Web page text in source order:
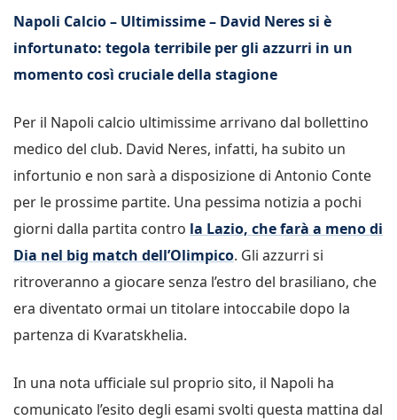
Napoli Calcio – Ultimissime – David Neres si è
infortunato: tegola terribile per gli azzurri in un
momento così cruciale della stagione
Per il Napoli calcio ultimissime arrivano dal bollettino
medico del club. David Neres, infatti, ha subito un
infortunio e non sarà a disposizione di Antonio Conte
per le prossime partite. Una pessima notizia a pochi
giorni dalla partita contro la Lazio, che farà a meno di
Dia nel big match dell’Olimpico. Gli azzurri si
ritroveranno a giocare senza l’estro del brasiliano, che
era diventato ormai un titolare intoccabile dopo la
partenza di Kvaratskhelia.
In una nota ufficiale sul proprio sito, il Napoli ha
comunicato l’esito degli esami svolti questa mattina dal